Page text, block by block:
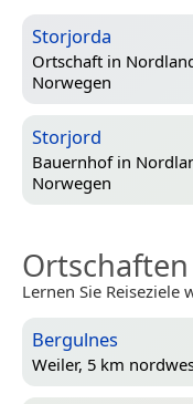
Storjorda
Ortschaft in
Norwegen
Storjord
Bauernhof in
Norwegen
Lernen Sie Reiseziele
Bergulnes
Weiler, 5 km